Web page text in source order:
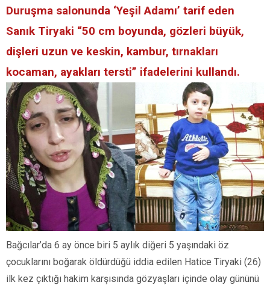
Duruşma salonunda ‘Yeşil Adamı’ tarif eden
Sanık Tiryaki “50 cm boyunda, gözleri büyük,
dişleri uzun ve keskin, kambur, tırnakları
kocaman, ayakları tersti” ifadelerini kullandı.
Bağcılar’da 6 ay önce biri 5 aylık diğeri 5 yaşındaki öz
çocuklarını boğarak öldürdüğü iddia edilen Hatice Tiryaki (26)
ilk kez çıktığı hakim karşısında gözyaşları içinde olay gününü